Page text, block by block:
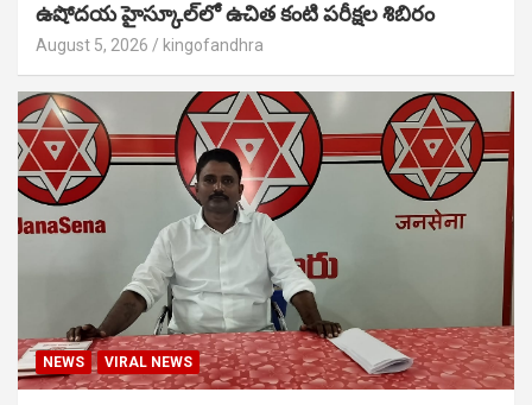
ఉషోదయ హైస్కూల్‌లో ఉచిత కంటి పరీక్షల శిబిరం
August 5, 2026 kingofandhra
NEWS VIRAL NEWS